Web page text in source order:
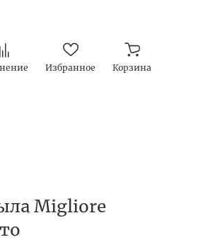
Избранное Корзина
Migliore